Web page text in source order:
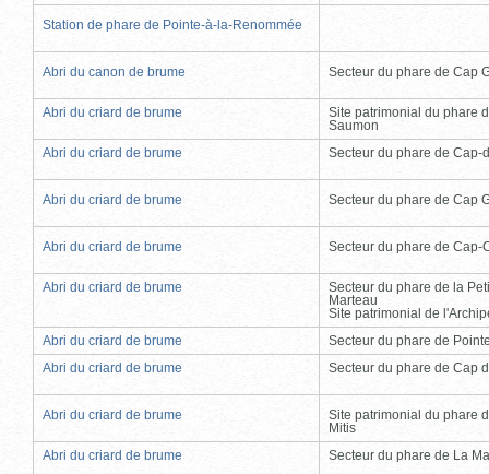
Station de phare de Pointe-à-la-Renommée
Abri du canon de brume Secteur du phare de Cap
Abri du criard de brume
Site patrimonial du phare
Saumon
Abri du criard de brume
Secteur du phare de Cap-
Abri du criard de brume Secteur du phare de Cap
Abri du criard de brume Secteur du phare de Cap-
Abri du criard de brume
Secteur du phare de la
Marteau
Site patrimonial de
Abri du criard de brume
Secteur du phare de
Abri du criard de brume
Secteur du phare de Cap
Abri du criard de brume
Site patrimonial du phare
Mitis
Abri du criard de brume
Secteur du phare de La